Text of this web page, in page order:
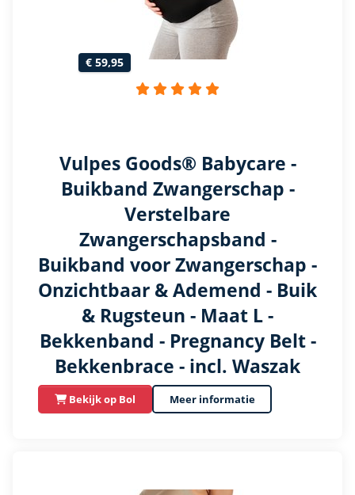
€ 59,95
Vulpes Goods® Babycare -
Buikband Zwangerschap -
Verstelbare
Zwangerschapsband -
Buikband voor Zwangerschap -
Onzichtbaar & Ademend - Buik
& Rugsteun - Maat L -
Bekkenband - Pregnancy Belt -
Bekkenbrace - incl. Waszak
Bekijk op Bol Meer informatie